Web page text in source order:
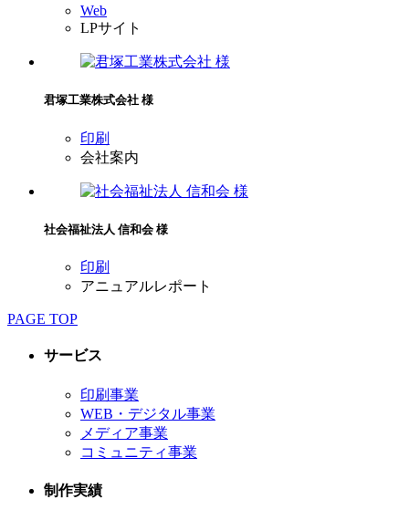
Web
LPサイト
君塚工業株式会社 様
印刷
会社案内
社会福祉法人 信和会 様
印刷
アニュアルレポート
PAGE TOP
サービス
印刷事業
WEB・デジタル事業
メディア事業
コミュニティ事業
制作実績